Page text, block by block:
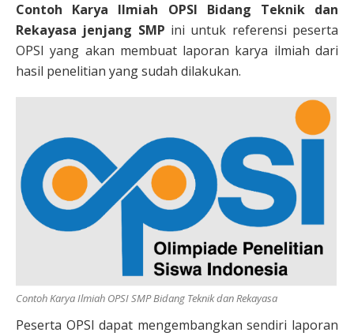
Contoh Karya Ilmiah OPSI Bidang Teknik dan
Rekayasa jenjang SMP ini untuk referensi peserta
OPSI yang akan membuat laporan karya ilmiah dari
hasil penelitian yang sudah dilakukan.
Contoh Karya Ilmiah OPSI SMP Bidang Teknik dan Rekayasa
Peserta OPSI dapat mengembangkan sendiri laporan